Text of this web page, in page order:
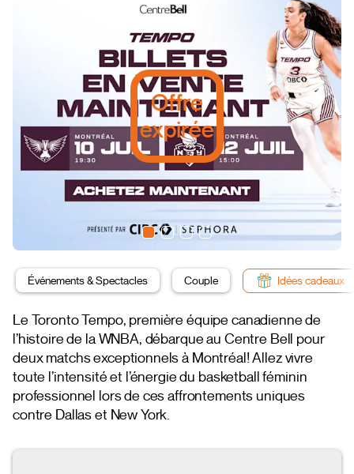
Offre
expirée
Événements & Spectacles Couple Idées cadeaux
Le Toronto Tempo, première équipe canadienne de
l’histoire de la WNBA, débarque au Centre Bell pour
deux matchs exceptionnels à Montréal! Allez vivre
toute l’intensité et l’énergie du basketball féminin
professionnel lors de ces affrontements uniques
contre Dallas et New York.